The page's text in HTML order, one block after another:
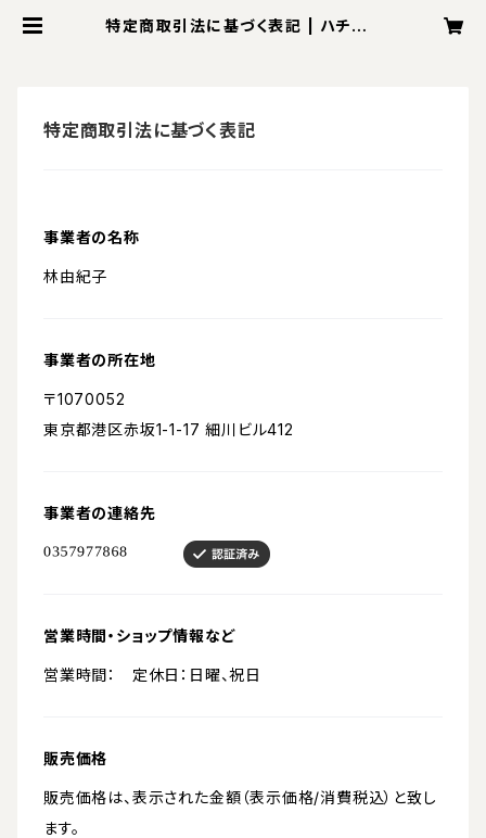
特定商取引法に基づく表記 | ハチドリ
特定商取引法に基づく表記
事業者の名称
林由紀子
事業者の所在地
〒1070052
東京都港区赤坂1-1-17 細川ビル412
事業者の連絡先
営業時間・ショップ情報など
営業時間： 定休日：日曜、祝日
販売価格
販売価格は、表示された金額（表示価格/消費税込）と致し
ます。